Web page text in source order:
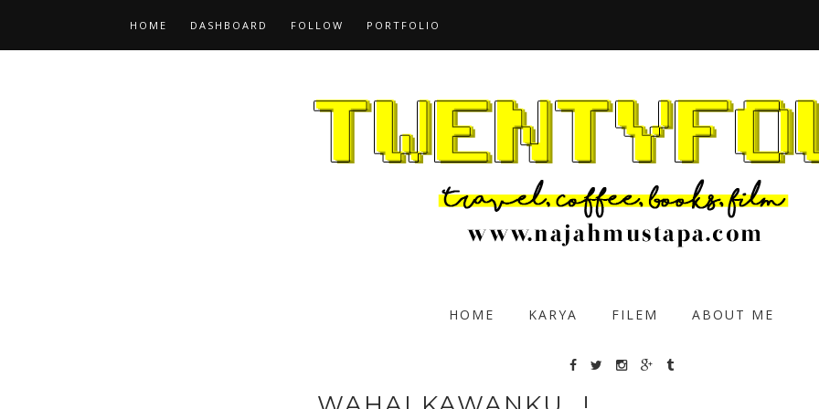
HOME DASHBOARD FOLLOW PORTFOLIO
HOME KARYA FILEM ABOUT ME